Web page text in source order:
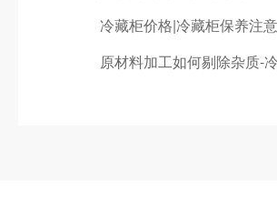
冷藏柜价格|冷藏柜保养注
原材料加工如何剔除杂质-